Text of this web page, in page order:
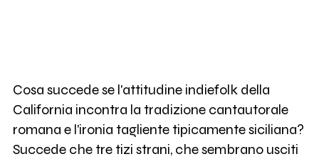
Cosa succede se l'attitudine indiefolk della
California incontra la tradizione cantautorale
romana e l'ironia tagliente tipicamente siciliana?
Succede che tre tizi strani, che sembrano usciti